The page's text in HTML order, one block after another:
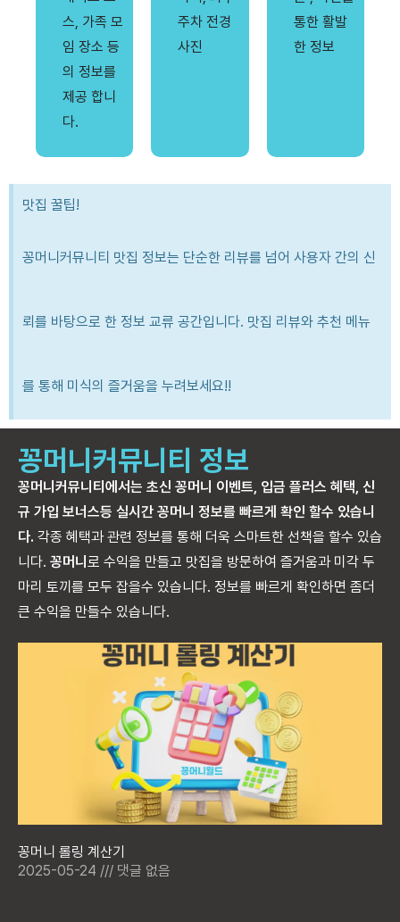
스, 가족 모
임 장소 등
의 정보를
제공 합니
다.
주차 전경
사진
통한 활발
한 정보
맛집 꿀팁!
꽁머니커뮤니티 맛집 정보는 단순한 리뷰를 넘어 사용자 간의 신
뢰를 바탕으로 한 정보 교류 공간입니다. 맛집 리뷰와 추천 메뉴
를 통해 미식의 즐거움을 누려보세요!!
꽁머니커뮤니티 정보
꽁머니커뮤니티에서는 초신 꽁머니 이벤트, 입금 플러스 혜택, 신
규 가입 보너스등 실시간 꽁머니 정보를 빠르게 확인 할수 있습니
다. 각종 혜택과 관련 정보를 통해 더욱 스마트한 선책을 할수 있습
니다. 꽁머니 로 수익을 만들고 맛집을 방문하여 즐거움과 미각 두
마리 토끼를 모두 잡을수 있습니다. 정보를 빠르게 확인하면 좀더
큰 수익을 만들수 있습니다.
꽁머니 롤링 계산기
2025-05-24
댓글 없음